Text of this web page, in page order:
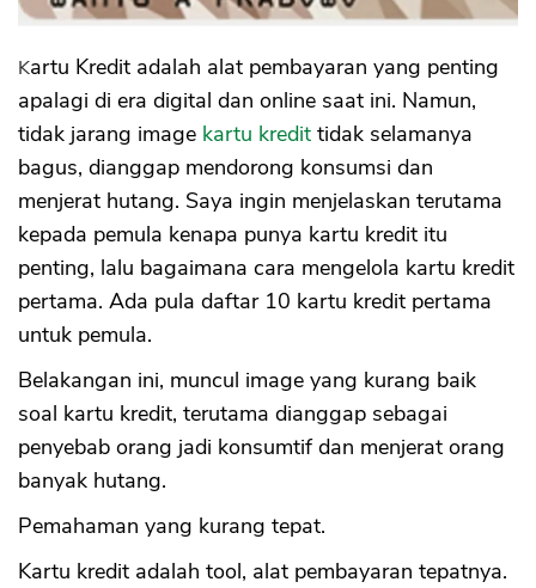
#4 Tidak Ada Namanya Cicilan 0%
Perilaku Anda
Tanya Jawab Kartu Kredit Pertama
Kesimpulan
Kartu Kredit adalah alat pembayaran yang penting
apalagi di era digital dan online saat ini. Namun,
tidak jarang image kartu kredit tidak selamanya
bagus, dianggap mendorong konsumsi dan
menjerat hutang. Saya ingin menjelaskan terutama
kepada pemula kenapa punya kartu kredit itu
penting, lalu bagaimana cara mengelola kartu kredit
pertama. Ada pula daftar 10 kartu kredit pertama
untuk pemula.
Belakangan ini, muncul image yang kurang baik
soal kartu kredit, terutama dianggap sebagai
penyebab orang jadi konsumtif dan menjerat orang
banyak hutang.
Pemahaman yang kurang tepat.
Kartu kredit adalah tool, alat pembayaran tepatnya.